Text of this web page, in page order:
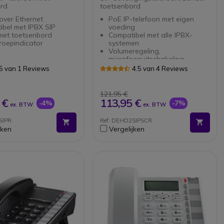
Ethernet
met IPBX SIP
toetsenbord
van 1 Reviews
ex. BTW -4%
toetsenbord
PoE IP-telefoon met eigen
voeding
Compatibel met alle IPBX-
systemen
Volumeregeling,
microfoonuitschakeling,
nummerherhaling, 3-wegs
Geen toetsenbord
Kleur: Rood
Speciaal voor ontvangst: geen
4.5 van 4 Reviews
121,95 €
113,95 € ex. BTW -7%
Ref: DEHD2SIPSCR
Vergelijken